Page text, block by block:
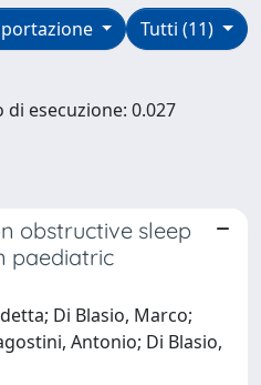
Tutti (11)
di esecuzione: 0.027
obstructive sleep
paediatric
Di Blasio, Marco;
Antonio; Di Blasio,